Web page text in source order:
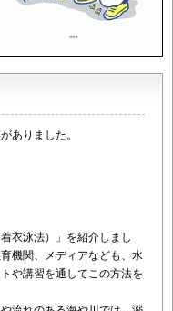
ありました。
衣泳法）」を紹介しまし
機関、メディアなども、水
や講習を通してこの方法を